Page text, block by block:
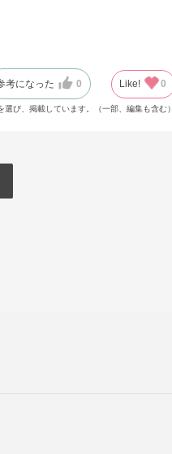
考になった 0 Like! 0
び、掲載しています。（一部、編集も含む）